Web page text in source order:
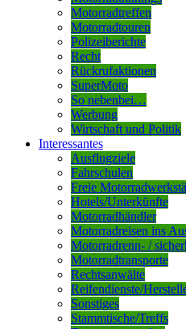
Motorradtreffen
Motorradtouren
Polizeiberichte
Recht
Rückrufaktionen
SuperMoto
So nebenbei…
Werbung
Wirtschaft und Politik
Interessantes
Ausflugziele
Fahrschulen
Freie
Hotels/Unterkünfte
Motorradhändler
Motorradreisen ins
Motorradrenn- /
Motorradtransporte
Rechtsanwälte
Reifendienste/
Sonstiges
Stammtische/Treffs